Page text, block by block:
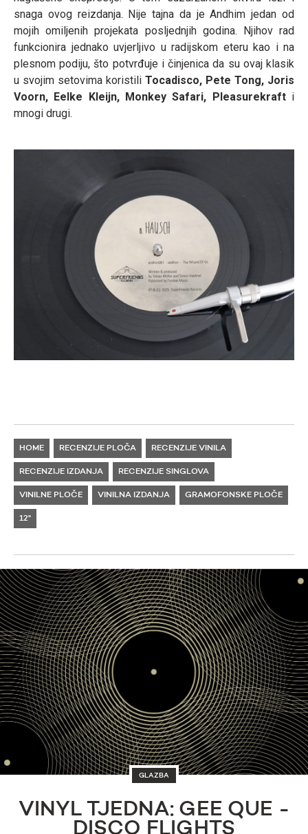
snaga ovog reizdanja. Nije tajna da je Andhim jedan od
mojih omiljenih projekata posljednjih godina. Njihov rad
funkcionira jednako uvjerljivo u radijskom eteru kao i na
plesnom podiju, što potvrđuje i činjenica da su ovaj klasik
u svojim setovima koristili Tocadisco, Pete Tong, Joris
Voorn, Eelke Kleijn, Monkey Safari, Pleasurekrafti
mnogi drugi.
HOME RECENZIJE PLOČA RECENZIJE VINILA
RECENZIJE IZDANJA RECENZIJE SINGLOVA
VINILNE PLOČE VINILNA IZDANJA GRAMOFONSKE PLOČE
12"
GLAZBA
VINYL TJEDNA: GEE QUE -
DISCO FLIGHTS